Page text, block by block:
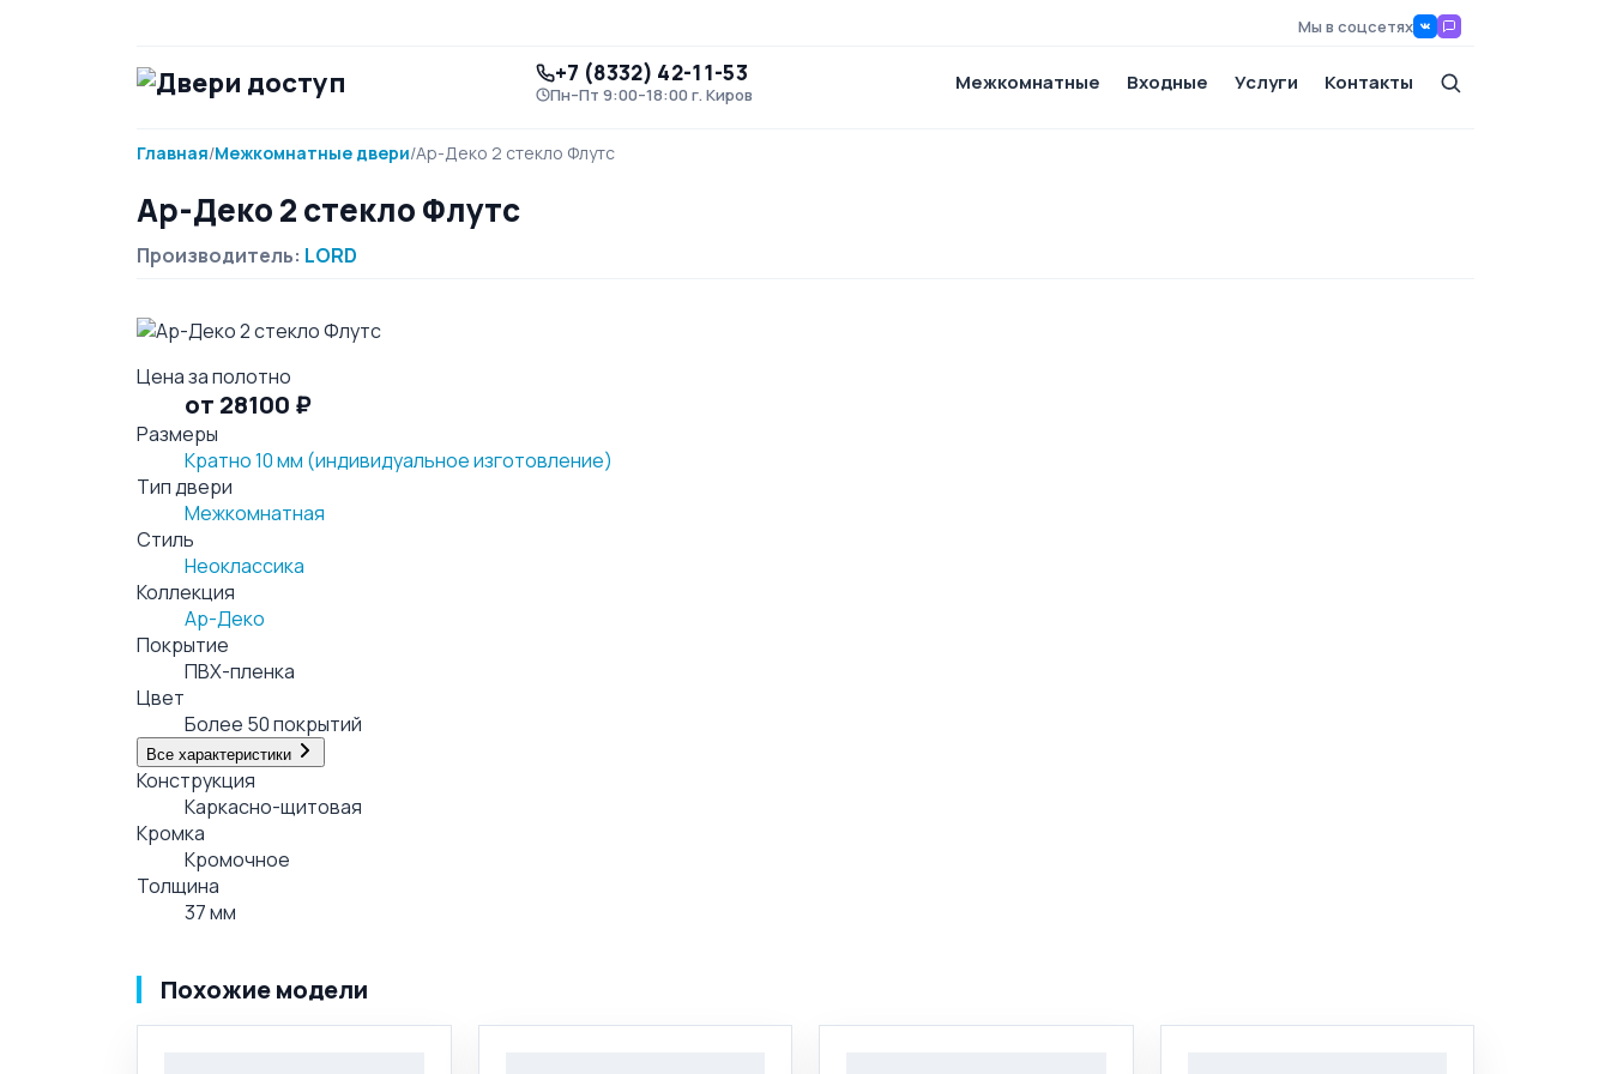
Мы в соцсетях
+7 (8332) 42-11-53
Пн–Пт 9:00–18:00 г. Киров Межкомнатные Входные Услуги Контакты
Главная/Межкомнатные двери/Ар-Деко 2 стекло Флутс
Ар-Деко 2 стекло Флутс
Производитель: LORD
Цена за полотно
от 28100 ₽
Размеры
Кратно 10 мм (индивидуальное изготовление)
Тип двери
Межкомнатная
Стиль
Неоклассика
Коллекция
Ар-Деко
Покрытие
ПВХ-пленка
Цвет
Более 50 покрытий
Все характеристики
Конструкция
Каркасно-щитовая
Кромка
Кромочное
Толщина
37 мм
Похожие модели